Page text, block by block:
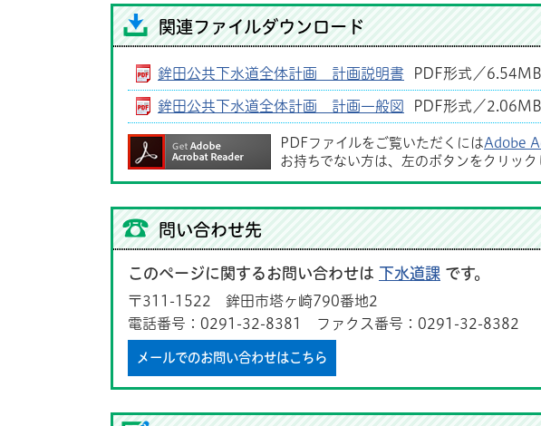
関連ファイルダウンロード
鉾田公共下水道全体計画 計画説明書 PDF形式／6.54MB
鉾田公共下水道全体計画 計画一般図 PDF形式／2.06MB
PDFファイルをご覧いただくにはAdobe
お持ちでない方は、左のボタンをクリック
問い合わせ先
このページに関するお問い合わせは 下水道課 です。
〒311-1522 鉾田市塔ヶ崎790番地2
電話番号：0291-32-8381 ファクス番号：0291-32-8382
メールでのお問い合わせはこちら